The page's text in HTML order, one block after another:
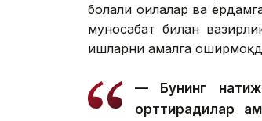
болали оилалар ва
муносабат билан
ишларни амалга
— Бунинг
орттирадилар